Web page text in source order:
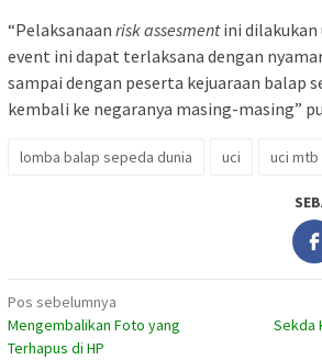
“Pelaksanaan risk assesmentini dilakukan
event ini dapat terlaksana dengan
sampai dengan peserta kejuaraan balap
kembali ke negaranya masing-masing”
lomba balap sepeda dunia uci uci
Navigasi
pos
Pos sebelumnya
Mengembalikan Foto yang
Terhapus di HP
Sekda